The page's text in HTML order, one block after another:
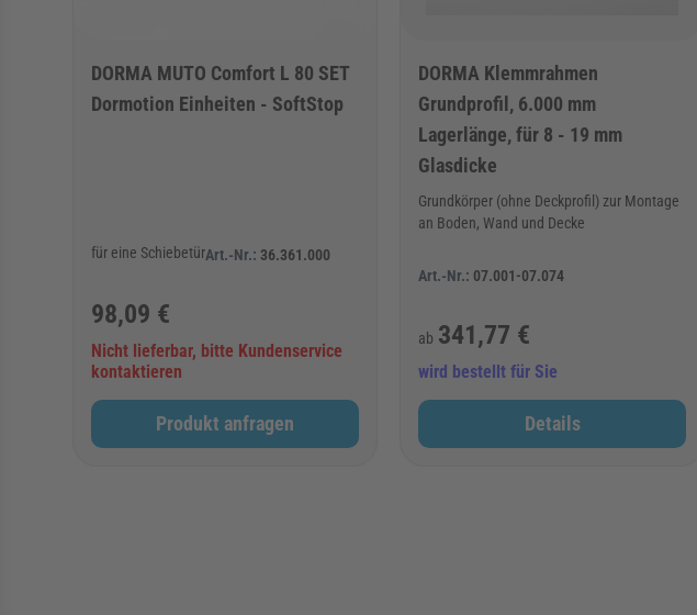
DORMA MUTO Comfort L 80 SET
Dormotion Einheiten - SoftStop
für eine SchiebetürArt.-Nr.: 36.361.000
98,09 €
Nicht lieferbar, bitte Kundenservice
kontaktieren
Produkt anfragen
DORMA Klemmrahmen
Grundprofil, 6.000 mm
Lagerlänge, für 8 - 19 mm
Glasdicke
Grundkörper (ohne Deckprofil) zur Montage
an Boden, Wand und Decke
Art.-Nr.: 07.001-07.074
ab 341,77 €
wird bestellt für Sie
Details